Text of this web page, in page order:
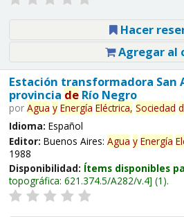
Hacer
Agregar al
Estación transformadora San
provincia deRío Negro
por Agua y Energía Eléctrica, Sociedad
Idioma: Español
Editor: Buenos Aires: Agua y Energía
1988
Disponibilidad: Ítems disponibles
topográfica: 621.374.5/A282/v.4 (1).